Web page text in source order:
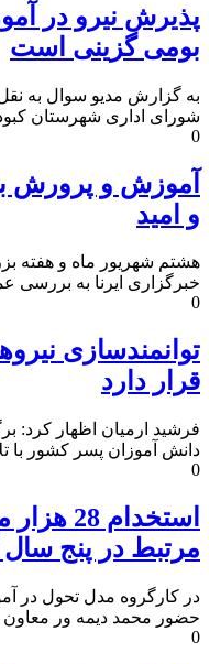
پذیرش نیرو در
بومی گزینی است
به گزارش مدیو سوال به
شورای اداری شهرستان
0
آموزش و پرورش
و امید
هشتم شهریور ماه و هفته
خبرگزاری ایرنا به بررسی
0
توانمندسازی
قرار دارد
فرشید ارمیان اظهار
دانش آموزان پسر کشور با
0
استخدام
مرتبط در پنج
در کارگروه مدل تحول در
حضور محمد دیمه ور معاون
0